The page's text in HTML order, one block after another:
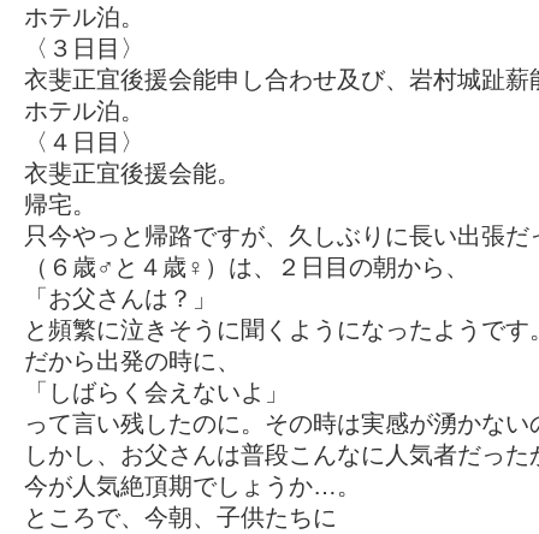
ホテル泊。
〈３日目〉
衣斐正宜後援会能申し合わせ及び、岩村城趾薪
ホテル泊。
〈４日目〉
衣斐正宜後援会能。
帰宅。
只今やっと帰路ですが、久しぶりに長い出張
（６歳♂と４歳♀）は、２日目の朝から、
「お父さんは？」
と頻繁に泣きそうに聞くようになったようです
だから出発の時に、
「しばらく会えないよ」
って言い残したのに。その時は実感が湧かない
しかし、お父さんは普段こんなに人気者だった
今が人気絶頂期でしょうか…。
ところで、今朝、子供たちに